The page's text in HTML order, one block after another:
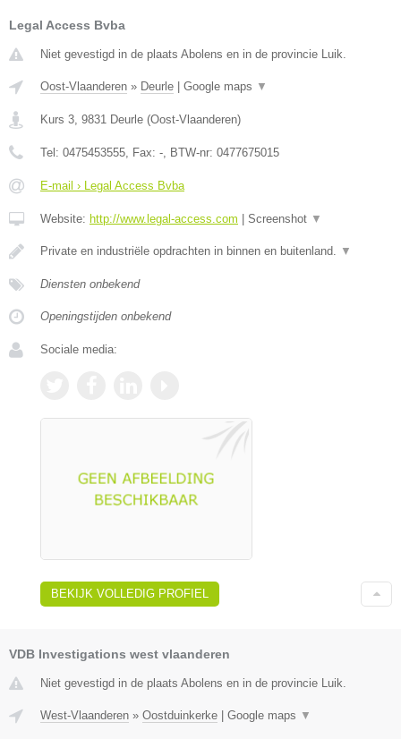
Legal Access Bvba
Niet gevestigd in de plaats Abolens en in de provincie Luik.
Oost-Vlaanderen » Deurle Google maps ▼
Kurs 3, 9831 Deurle (Oost-Vlaanderen)
Tel: 0475453555, Fax: -, BTW-nr: 0477675015
E-mail › Legal Access Bvba
Website: http://www.legal-access.com Screenshot ▼
Private en industriële opdrachten in binnen en buitenland. ▼
Diensten onbekend
Openingstijden onbekend
Sociale media:
BEKIJK VOLLEDIG PROFIEL
VDB Investigations west vlaanderen
Niet gevestigd in de plaats Abolens en in de provincie Luik.
West-Vlaanderen » Oostduinkerke Google maps ▼